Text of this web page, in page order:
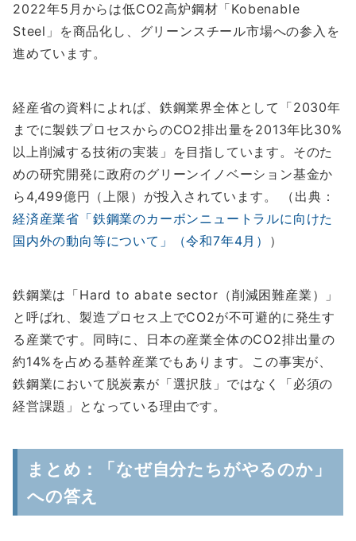
2022年5月からは低CO2高炉鋼材「Kobenable
Steel」を商品化し、グリーンスチール市場への参入を
進めています。
経産省の資料によれば、鉄鋼業界全体として「2030年
までに製鉄プロセスからのCO2排出量を2013年比30%
以上削減する技術の実装」を目指しています。そのた
めの研究開発に政府のグリーンイノベーション基金か
ら4,499億円（上限）が投入されています。 （出典：
経済産業省「鉄鋼業のカーボンニュートラルに向けた
国内外の動向等について」（令和7年4月） ）
鉄鋼業は「Hard to abate sector（削減困難産業）」
と呼ばれ、製造プロセス上でCO2が不可避的に発生す
る産業です。同時に、日本の産業全体のCO2排出量の
約14%を占める基幹産業でもあります。この事実が、
鉄鋼業において脱炭素が「選択肢」ではなく「必須の
経営課題」となっている理由です。
まとめ：「なぜ自分たちがやるのか」
への答え